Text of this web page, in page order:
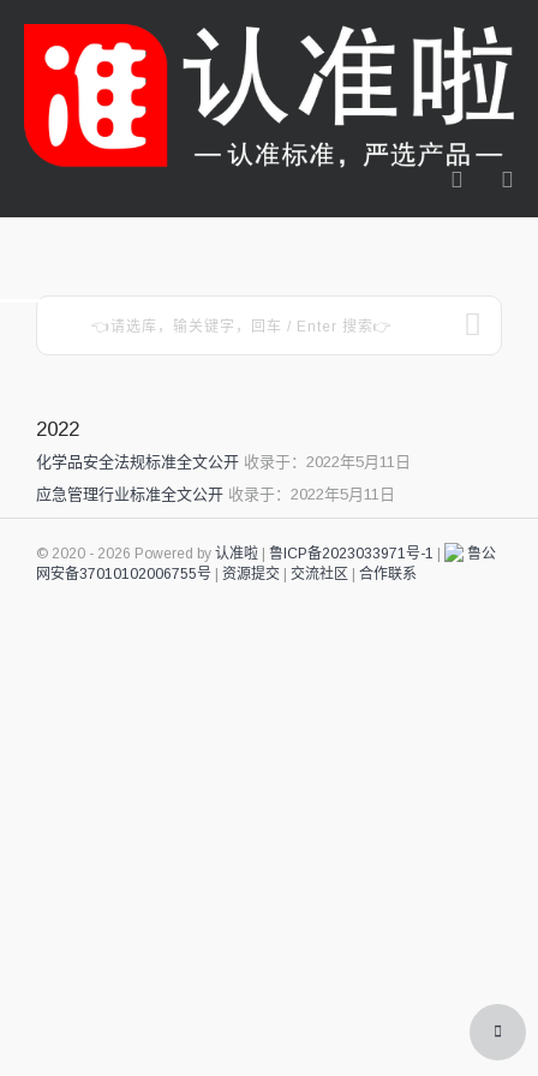
2022
化学品安全法规标准全文公开 收录于：2022年5月11日
应急管理行业标准全文公开 收录于：2022年5月11日
© 2020 - 2026 Powered by 认准啦 鲁ICP备2023033971号-1
鲁公
网安备37010102006755号
资源提交 交流社区 合作联系